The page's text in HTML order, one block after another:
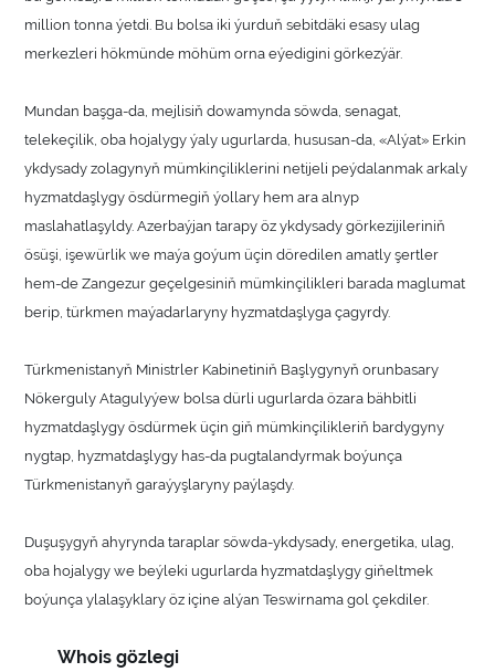
million tonna ýetdi. Bu bolsa iki ýurduň sebitdäki esasy ulag
merkezleri hökmünde möhüm orna eýedigini görkezýär.
Mundan başga-da, mejlisiň dowamynda söwda, senagat,
telekeçilik, oba hojalygy ýaly ugurlarda, hususan-da, «Alýat» Erkin
ykdysady zolagynyň mümkinçiliklerini netijeli peýdalanmak arkaly
hyzmatdaşlygy ösdürmegiň ýollary hem ara alnyp
maslahatlaşyldy. Azerbaýjan tarapy öz ykdysady görkezijileriniň
ösüşi, işewürlik we maýa goýum üçin döredilen amatly şertler
hem-de Zangezur geçelgesiniň mümkinçilikleri barada maglumat
berip, türkmen maýadarlaryny hyzmatdaşlyga çagyrdy.
Türkmenistanyň Ministrler Kabinetiniň Başlygynyň orunbasary
Nökerguly Atagulyýew bolsa dürli ugurlarda özara bähbitli
hyzmatdaşlygy ösdürmek üçin giň mümkinçilikleriň bardygyny
nygtap, hyzmatdaşlygy has-da pugtalandyrmak boýunça
Türkmenistanyň garaýyşlaryny paýlaşdy.
Duşuşygyň ahyrynda taraplar söwda-ykdysady, energetika, ulag,
oba hojalygy we beýleki ugurlarda hyzmatdaşlygy giňeltmek
boýunça ylalaşyklary öz içine alýan Teswirnama gol çekdiler.
Whois gözlegi